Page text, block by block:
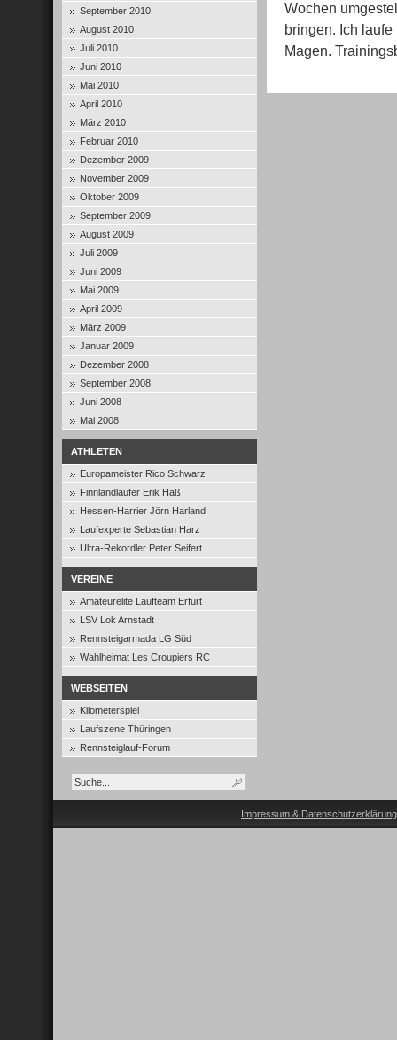
September 2010
August 2010
Juli 2010
Juni 2010
Mai 2010
April 2010
März 2010
Februar 2010
Dezember 2009
November 2009
Oktober 2009
September 2009
August 2009
Juli 2009
Juni 2009
Mai 2009
April 2009
März 2009
Januar 2009
Dezember 2008
September 2008
Juni 2008
Mai 2008
ATHLETEN
Europameister Rico Schwarz
Finnlandläufer Erik Haß
Hessen-Harrier Jörn Harland
Laufexperte Sebastian Harz
Ultra-Rekordler Peter Seifert
VEREINE
Amateurelite Laufteam Erfurt
LSV Lok Arnstadt
Rennsteigarmada LG Süd
Wahlheimat Les Croupiers RC
WEBSEITEN
Kilometerspiel
Laufszene Thüringen
Rennsteiglauf-Forum
Wochen
bringen. Ich
Magen.
Impressum & Datenschutzerklärung